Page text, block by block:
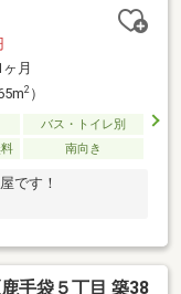
ヶ月
2）
バス・トイレ別
南向き
です！
手袋５丁目 築38